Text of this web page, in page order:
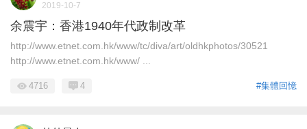
2019-10-7
余震宇：香港1940年代政制改革
http://www.etnet.com.hk/www/tc/diva/art/oldhkphotos/30521
http://www.etnet.com.hk/www/ ...
#集體回憶
4716 4